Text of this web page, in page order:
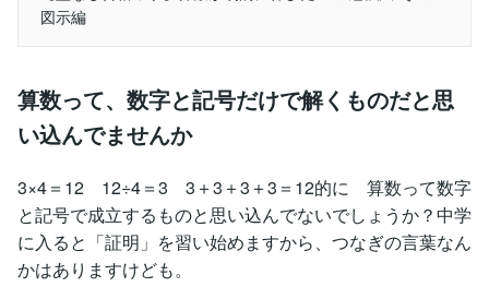
図示編
算数って、数字と記号だけで解くものだと思
い込んでませんか
3×4＝12 12÷4＝3 3＋3＋3＋3＝12的に 算数って数字
と記号で成立するものと思い込んでないでしょうか？中学
に入ると「証明」を習い始めますから、つなぎの言葉なん
かはありますけども。